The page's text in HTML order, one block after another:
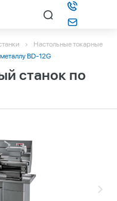
Настольные токарные
BD-12G
станок по